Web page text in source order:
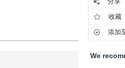
收藏
添加
We